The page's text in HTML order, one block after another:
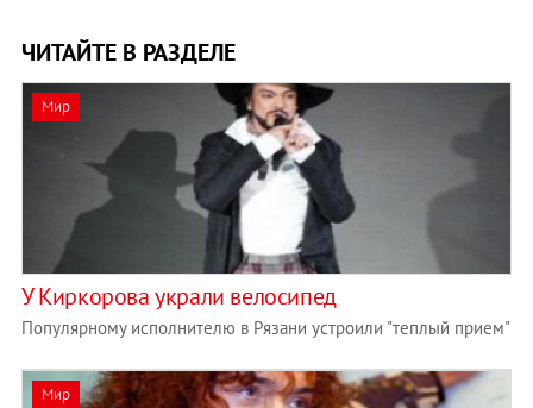
ЧИТАЙТЕ В РАЗДЕЛЕ
Мир
У Киркорова украли велосипед
Популярному исполнителю в Рязани устроили "теплый прием"
Мир